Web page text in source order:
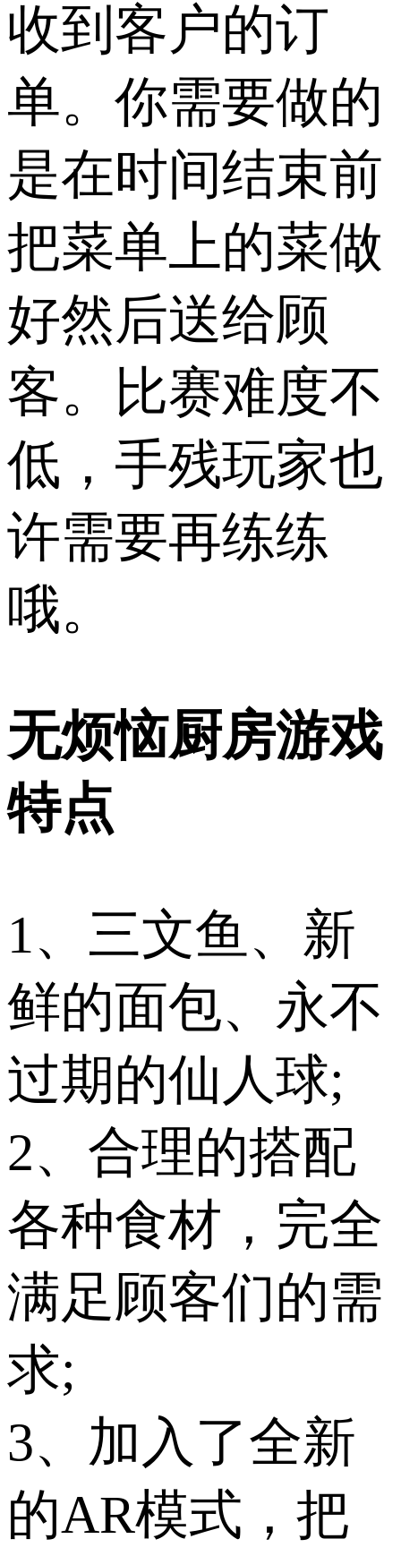
收到客户的订
单。你需要做的
是在时间结束前
把菜单上的菜做
好然后送给顾
客。比赛难度不
低，手残玩家也
许需要再练练
哦。
无烦恼厨房游戏
特点
1、三文鱼、新
鲜的面包、永不
过期的仙人球;
2、合理的搭配
各种食材，完全
满足顾客们的需
求;
3、加入了全新
的AR模式，把